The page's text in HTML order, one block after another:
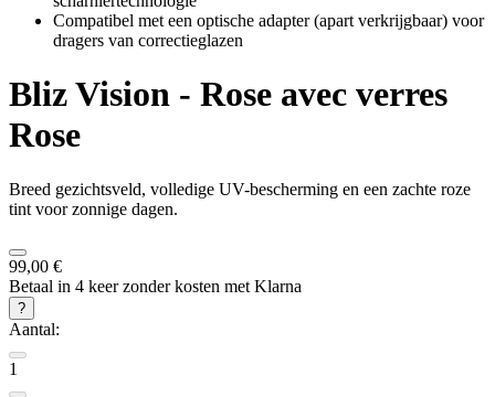
Compatibel met een optische adapter (apart verkrijgbaar) voor
dragers van correctieglazen
BlizVision - Rose avec verres
Rose
Breed gezichtsveld, volledige UV-bescherming en een zachte roze
tint voor zonnige dagen.
99,00 €
Betaal in 4 keer zonder kosten met Klarna
?
Aantal:
1